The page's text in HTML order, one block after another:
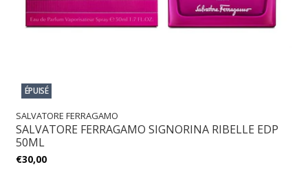
ÉPUISÉ
SALVATORE FERRAGAMO
SALVATORE FERRAGAMO SIGNORINA RIBELLE EDP
50ML
€30,00